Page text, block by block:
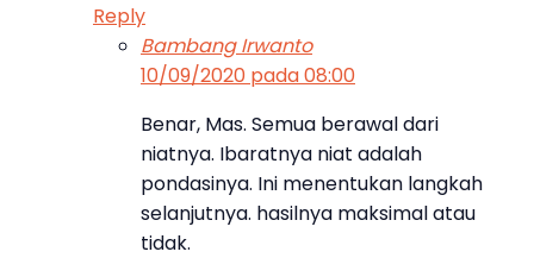
Reply
Bambang Irwanto
10/09/2020 pada 08:00
Benar, Mas. Semua berawal dari
niatnya. Ibaratnya niat adalah
pondasinya. Ini menentukan langkah
selanjutnya. hasilnya maksimal atau
tidak.